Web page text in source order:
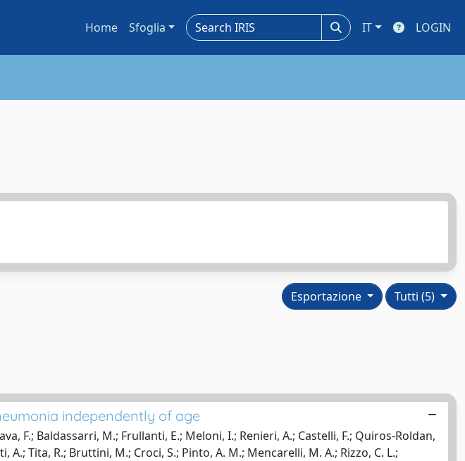
Home Sfoglia IT LOGIN
Tutti (5)
Esportazione
independently of age
F.; Baldassarri, M.; Frullanti, E.; Meloni, I.; Renieri, A.; Castelli, F.; Quiros-Roldan,
A.; Tita, R.; Bruttini, M.; Croci, S.; Pinto, A. M.; Mencarelli, M. A.; Rizzo, C. L.;